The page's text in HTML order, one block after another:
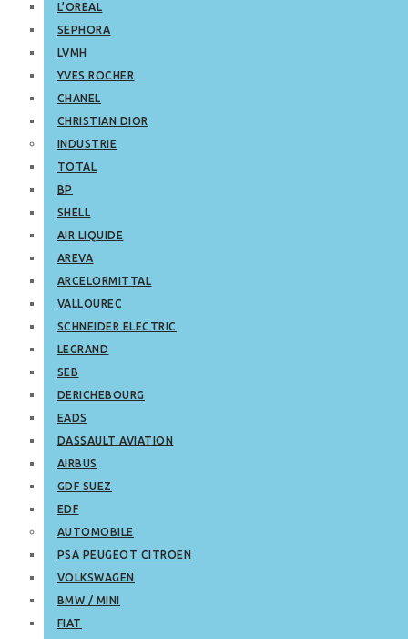
L’OREAL
SEPHORA
LVMH
YVES ROCHER
CHANEL
CHRISTIAN DIOR
INDUSTRIE
TOTAL
BP
SHELL
AIR LIQUIDE
AREVA
ARCELORMITTAL
VALLOUREC
SCHNEIDER ELECTRIC
LEGRAND
SEB
DERICHEBOURG
EADS
DASSAULT AVIATION
AIRBUS
GDF SUEZ
EDF
AUTOMOBILE
PSA PEUGEOT CITROEN
VOLKSWAGEN
BMW / MINI
FIAT